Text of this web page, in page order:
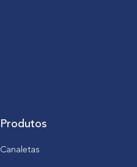
Produtos
Canaletas